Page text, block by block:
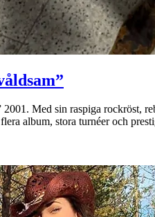
Med sin raspiga rockröst,
album, stora turnéer och